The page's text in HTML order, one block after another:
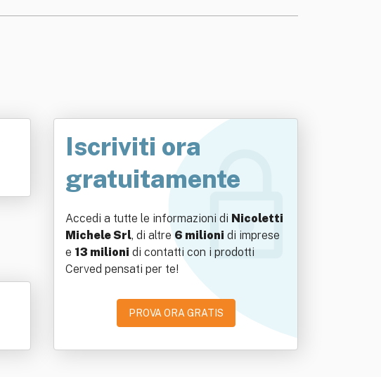
Iscriviti ora
gratuitamente
Accedi a tutte le informazioni di Nicoletti
Michele Srl, di altre 6 milioni di imprese
e 13 milioni di contatti con i prodotti
Cerved pensati per te!
PROVA ORA GRATIS